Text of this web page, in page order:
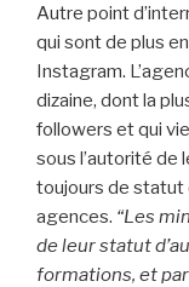
Autre point
qui sont de plus
Instagram.
dizaine, dont la
followers et qui
sous l’autorité de
toujours de statut
agences. “Les
de leur statut
formations, et